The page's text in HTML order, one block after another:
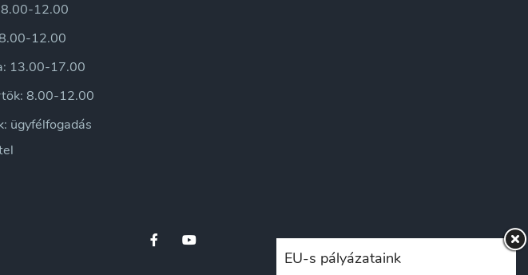
12.00
12.00
13.00-17.00
8.00-12.00
ügyfélfogadás
EU-s pályázataink